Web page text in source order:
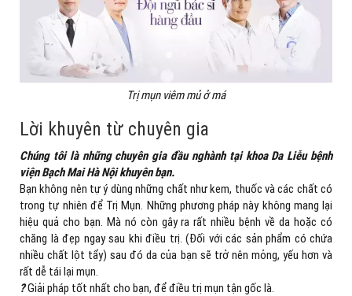
Trị mụn viêm mủ ở má
Lời khuyên từ chuyên gia
Chúng tôi là những chuyên gia đầu nghành tại khoa Da Liễu bệnh
viện Bạch Mai Hà Nội khuyên bạn.
Bạn không nên tự ý dùng những chất như kem, thuốc và các chất có
trong tự nhiên để Trị Mụn. Những phương pháp này không mang lại
hiệu quả cho bạn. Mà nó còn gây ra rất nhiều bệnh về da hoặc có
chăng là đẹp ngay sau khi điều trị. (Đối với các sản phẩm có chứa
nhiều chất lột tẩy) sau đó da của bạn sẽ trở nên mỏng, yếu hơn và
rất dễ tái lại mụn.
?Giải pháp tốt nhất cho bạn, để điều trị mụn tận gốc là.